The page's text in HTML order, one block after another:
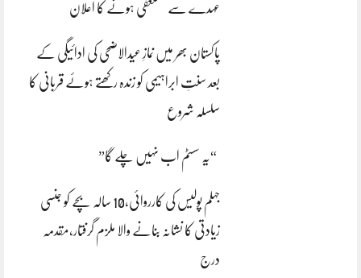
عہدے سے مستعفی ہونے کا اعلان
پاکستان بھر میں نمازِ عیدالاضحی کی ادائیگی کے
بعد سنتِ ابراہیمی کو زندہ رکھتے ہوئے قربانی کا
سلسلہ شروع
“یہ سسٹم اب نہیں چلے گا”
جہلم پولیس کی کارروائی،10 سالہ بچے کو جنسی
زیادتی کا نشانہ بنانے والا ملزم گرفتار،مقدمہ
درج